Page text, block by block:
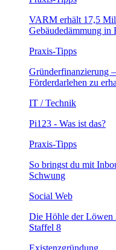
VARM erhält 17,5
Gebäudedämmung in
Praxis-Tipps
Gründerfinanzierung
Förderdarlehen zu
IT / Technik
Pi123 - Was ist das?
Praxis-Tipps
So bringst du mit
Schwung
Social Web
Die Höhle der Löwen
Staffel 8
Existenzgründung